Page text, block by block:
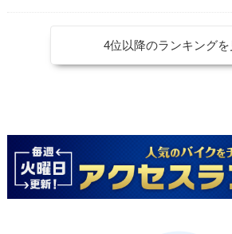
4位以降のランキングを